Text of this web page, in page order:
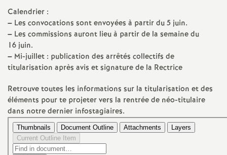
e
m
e
n
t
Calendrier :
– Les convocations sont envoyées à partir du 5 juin.
– Les commissions auront lieu à partir de la semaine du
16 juin.
– Mi-juillet : publication des arrêtés collectifs de
titularisation après avis et signature de la Rectrice
Retrouve toutes les informations sur la titularisation et des
éléments pour te projeter vers la rentrée de néo-titulaire
dans notre dernier infostagiaires.